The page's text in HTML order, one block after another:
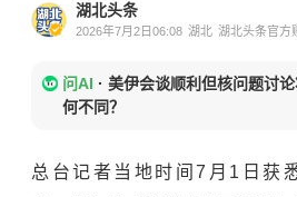
湖北头条
2026年7月2日06:08 湖北 湖北头条官方
问AI · 美伊会谈顺利但核问题讨
何不同？
总台记者 当地时间7月1日获